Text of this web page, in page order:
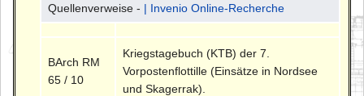
Quellenverweise - | Invenio Online-Recherche
BArch RM
65 / 10
Kriegstagebuch (KTB) der 7.
Vorpostenflottille (Einsätze in Nordsee
und Skagerrak).